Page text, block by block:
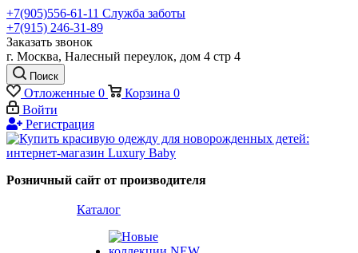
+7(905)556-61-11 Служба заботы
+7(915) 246-31-89
Заказать звонок
г. Москва, Налесный переулок, дом 4 стр 4
Поиск
Отложенные 0 Корзина 0
Войти
Регистрация
Розничный сайт от производителя
Каталог